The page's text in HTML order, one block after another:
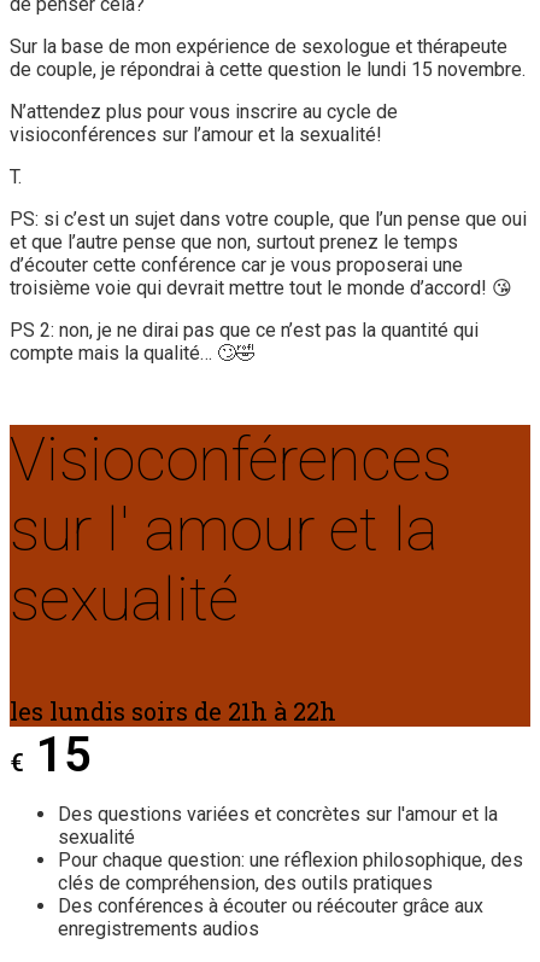
Sur la base de mon expérience de sexologue et thérapeute
de couple, je répondrai à cette question le lundi 15 novembre.
N’attendez plus pour vous inscrire au cycle de
visioconférences sur l’amour et la sexualité!
T.
PS: si c’est un sujet dans votre couple, que l’un pense que oui
et que l’autre pense que non, surtout prenez le temps
d’écouter cette conférence car je vous proposerai une
troisième voie qui devrait mettre tout le monde d’accord! 😘
PS 2: non, je ne dirai pas que ce n’est pas la quantité qui
compte mais la qualité… 🙄🤣
Visioconférences
sur l' amour et la
sexualité
les lundis soirs de 21h à 22h
€ 15
Des questions variées et concrètes sur l'amour et la
sexualité
Pour chaque question: une réflexion philosophique, des
clés de compréhension, des outils pratiques
Des conférences à écouter ou réécouter grâce aux
enregistrements audios